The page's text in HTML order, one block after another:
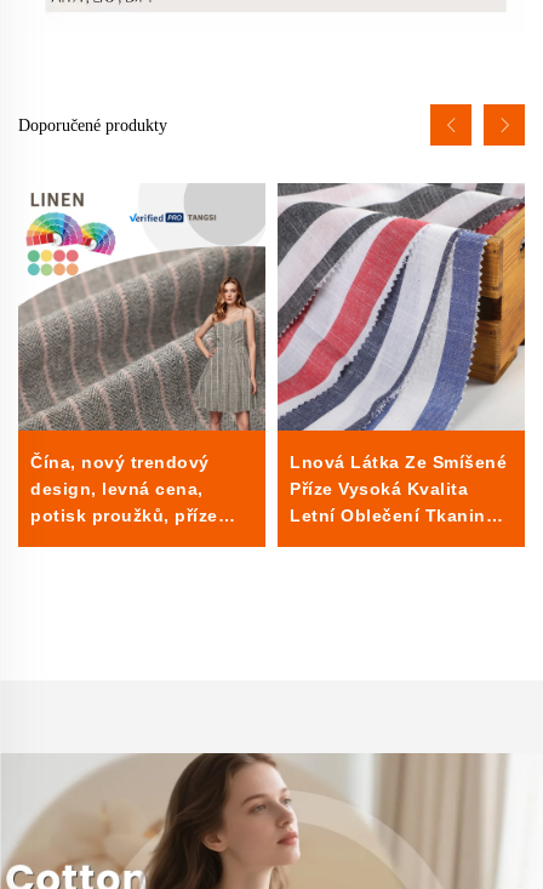
Doporučené produkty
Čína, nový trendový
design, levná cena,
potisk proužků, příze
obarvená textilie 205
Lnová Látka Ze Smíšené
Příze Vysoká Kvalita
Letní Oblečení Tkanina
Lno Pro Ženy a Muže